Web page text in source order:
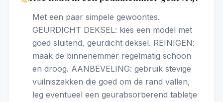
Met een paar simpele gewoontes.
GEURDICHT DEKSEL: kies een model met
goed sluitend, geurdicht deksel. REINIGEN:
maak de binnenemmer regelmatig schoon
en droog. AANBEVELING: gebruik stevige
vuilniszakken die goed om de rand vallen,
leg eventueel een geurabsorberend tabletje